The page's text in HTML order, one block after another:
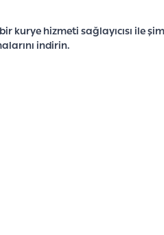
kurye hizmeti sağlayıcısı ile
indirin.